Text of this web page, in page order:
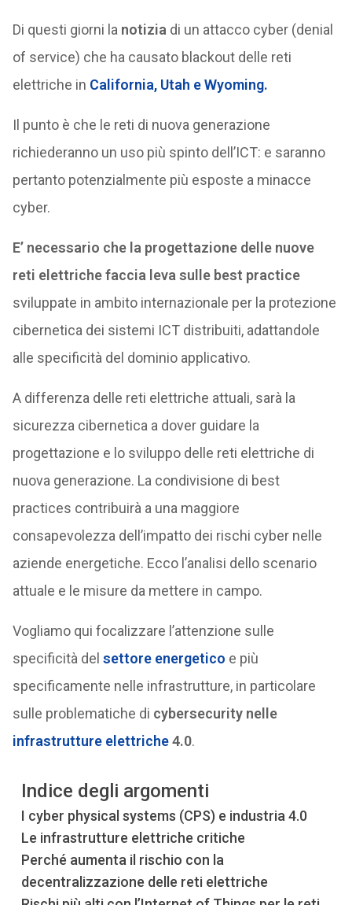
Di questi giorni la notizia di un attacco cyber (denial
of service) che ha causato blackout delle reti
elettriche in California, Utah e Wyoming.
Il punto è che le reti di nuova generazione
richiederanno un uso più spinto dell’ICT: e saranno
pertanto potenzialmente più esposte a minacce
cyber.
E’ necessario che la progettazione delle nuove
reti elettriche faccia leva sulle best practice
sviluppate in ambito internazionale per la protezione
cibernetica dei sistemi ICT distribuiti, adattandole
alle specificità del dominio applicativo.
A differenza delle reti elettriche attuali, sarà la
sicurezza cibernetica a dover guidare la
progettazione e lo sviluppo delle reti elettriche di
nuova generazione. La condivisione di best
practices contribuirà a una maggiore
consapevolezza dell’impatto dei rischi cyber nelle
aziende energetiche. Ecco l’analisi dello scenario
attuale e le misure da mettere in campo.
Vogliamo qui focalizzare l’attenzione sulle
specificità del settore energetico e più
specificamente nelle infrastrutture, in particolare
sulle problematiche di cybersecurity nelle
infrastrutture elettriche4.0.
Indice degli argomenti
I cyber physical systems (CPS) e industria 4.0
Le infrastrutture elettriche critiche
Perché aumenta il rischio con la
decentralizzazione delle reti elettriche